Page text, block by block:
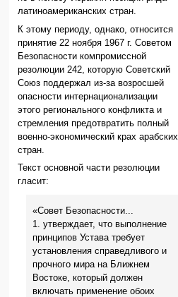
латиноамериканских стран.
К этому периоду, однако, относится
принятие 22 ноября 1967 г. Советом
Безопасности компромиссной
резолюции 242, которую Советский
Союз поддержал из-за возросшей
опасности интернационализации
этого регионального конфликта и
стремления предотвратить полный
военно-экономический крах арабских
стран.
Текст основной части резолюции
гласит:
«Совет Безопасности...
1. утверждает, что выполнение
принципов Устава требует
установления справедливого и
прочного мира на Ближнем
Востоке, который должен
включать применение обоих